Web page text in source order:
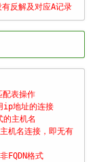
反解及对应A记录
配表操作
ip地址的连接
的主机名
机名连接，即无有
FQDN格式